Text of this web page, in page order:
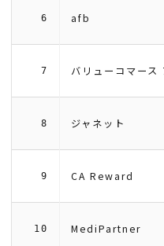
6 afb
7 バリューコマース
8 ジャネット
9 CA Reward
10 MediPartner